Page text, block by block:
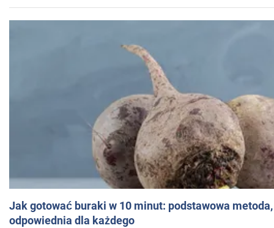
Jak gotować buraki w 10 minut: podstawowa
odpowiednia dla każdego